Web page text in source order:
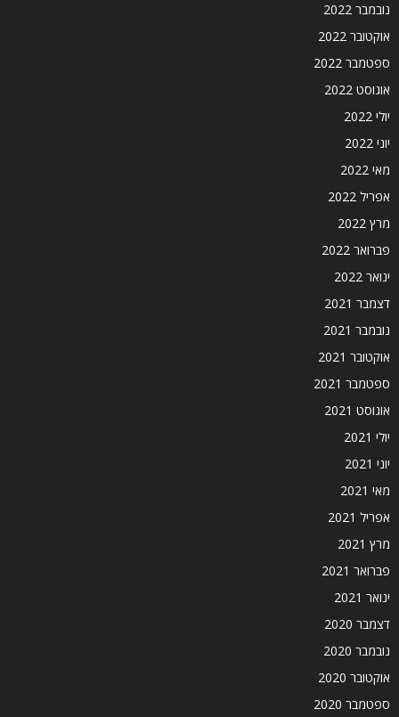
נובמבר 2022
אוקטובר 2022
ספטמבר 2022
אוגוסט 2022
יולי 2022
יוני 2022
מאי 2022
אפריל 2022
מרץ 2022
פברואר 2022
ינואר 2022
דצמבר 2021
נובמבר 2021
אוקטובר 2021
ספטמבר 2021
אוגוסט 2021
יולי 2021
יוני 2021
מאי 2021
אפריל 2021
מרץ 2021
פברואר 2021
ינואר 2021
דצמבר 2020
נובמבר 2020
אוקטובר 2020
ספטמבר 2020